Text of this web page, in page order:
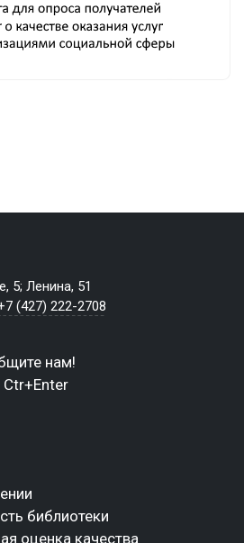
5; Ленина, 51
(427) 222-2708
нам!
библиотеки
оценка качества